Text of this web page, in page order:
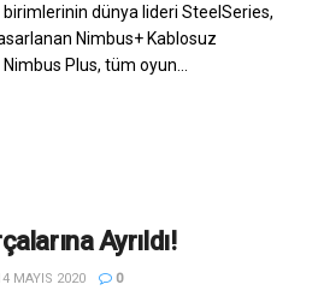
dünya lideri SteelSeries,
Nimbus+ Kablosuz
Nimbus Plus, tüm oyun...
Ayrıldı!
MAYIS 2020 0